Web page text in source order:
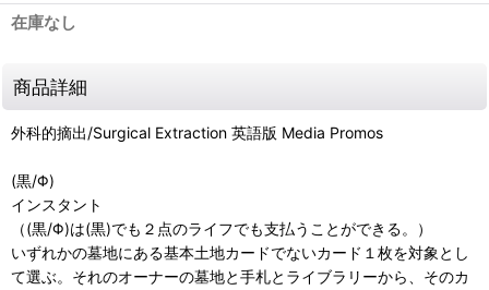
在庫なし
商品詳細
外科的摘出/Surgical Extraction 英語版 Media Promos
(黒/Φ)
インスタント
（(黒/Φ)は(黒)でも２点のライフでも支払うことができる。）
いずれかの墓地にある基本土地カードでないカード１枚を対象とし
て選ぶ。それのオーナーの墓地と手札とライブラリーから、そのカ